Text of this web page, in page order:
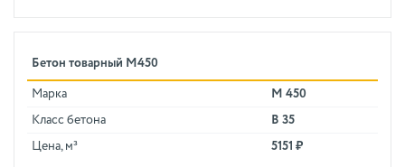
Бетон товарный М450
Марка М 450
Класс бетона В 35
Цена, м³ 5151 ₽